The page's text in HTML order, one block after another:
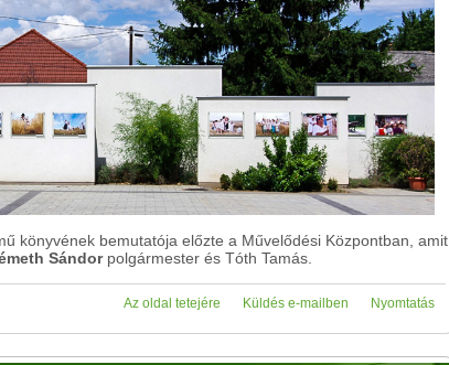
könyvének bemutatója előzte a Művelődési Központban, amit
Sándor polgármester és Tóth Tamás.
Nyomtatás
Küldés e-mailben
Az oldal tetejére